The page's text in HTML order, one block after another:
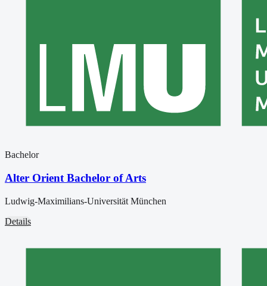
Bachelor
Alter Orient Bachelor of Arts
Ludwig-Maximilians-Universität München
Details